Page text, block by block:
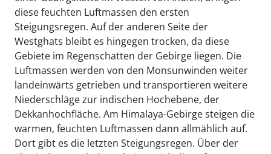
diese feuchten Luftmassen den ersten
Steigungsregen. Auf der anderen Seite der
Westghats bleibt es hingegen trocken, da diese
Gebiete im Regenschatten der Gebirge liegen. Die
Luftmassen werden von den Monsunwinden weiter
landeinwärts getrieben und transportieren weitere
Niederschläge zur indischen Hochebene, der
Dekkanhochfläche. Am Himalaya-Gebirge steigen die
warmen, feuchten Luftmassen dann allmählich auf.
Dort gibt es die letzten Steigungsregen. Über der